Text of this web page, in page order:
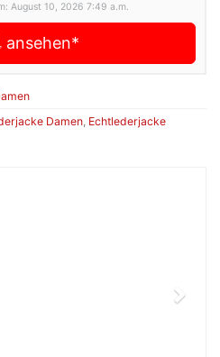
August 10, 2026 7:49 a.m.
ansehen*
Damen, Echtlederjacke